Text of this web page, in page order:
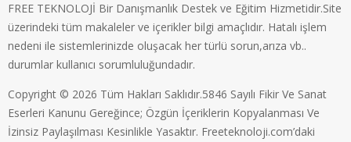
FREE TEKNOLOJİ Bir Danışmanlık Destek ve Eğitim Hizmetidir.Site
üzerindeki tüm makaleler ve içerikler bilgi amaçlıdır. Hatalı işlem
nedeni ile sistemlerinizde oluşacak her türlü sorun,arıza vb..
durumlar kullanıcı sorumluluğundadır.
Copyright © 2026 Tüm Hakları Saklıdır.5846 Sayılı Fikir Ve Sanat
Eserleri Kanunu Gereğince; Özgün İçeriklerin Kopyalanması Ve
İzinsiz Paylaşılması Kesinlikle Yasaktır. Freeteknoloji.com’daki